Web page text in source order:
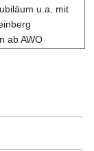
u.a. mit
ab AWO